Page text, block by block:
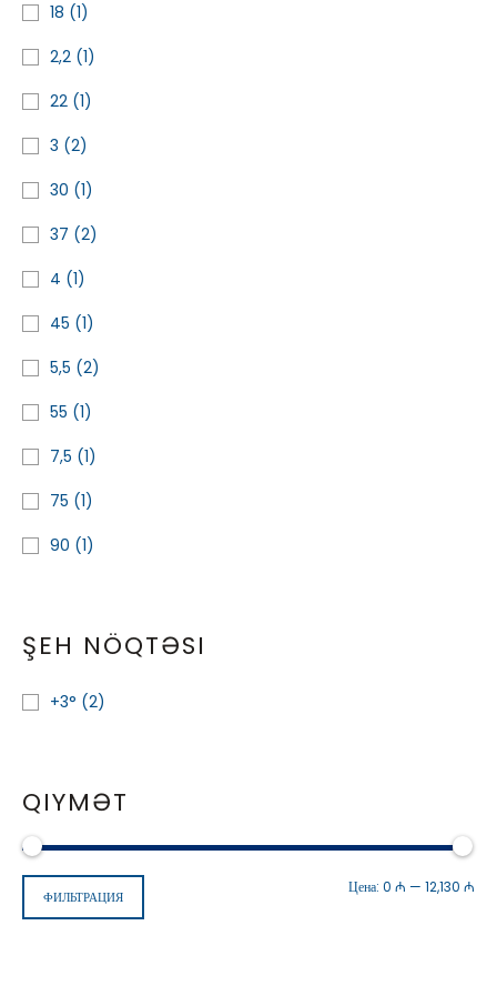
18 (1)
2,2 (1)
22 (1)
3 (2)
30 (1)
37 (2)
4 (1)
45 (1)
5,5 (2)
55 (1)
7,5 (1)
75 (1)
90 (1)
ŞEH NÖQTƏSI
+3° (2)
QIYMƏT
ФИЛЬТРАЦИЯ
Цена: 0 ₼ — 12,130 ₼